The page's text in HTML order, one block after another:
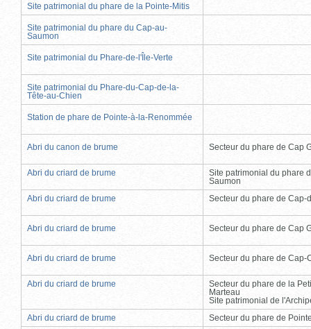
Site patrimonial du phare de la Pointe-Mitis
Site patrimonial du phare du Cap-au-
Saumon
Site patrimonial du Phare-de-l'Île-Verte
Site patrimonial du Phare-du-Cap-de-la-
Tête-au-Chien
Station de phare de Pointe-à-la-Renommée
Abri du canon de brume Secteur du phare de Cap
Abri du criard de brume
Site patrimonial du phare
Saumon
Abri du criard de brume
Secteur du phare de Cap-
Abri du criard de brume Secteur du phare de Cap
Abri du criard de brume Secteur du phare de Cap-
Abri du criard de brume
Secteur du phare de la
Marteau
Site patrimonial de
Abri du criard de brume
Secteur du phare de